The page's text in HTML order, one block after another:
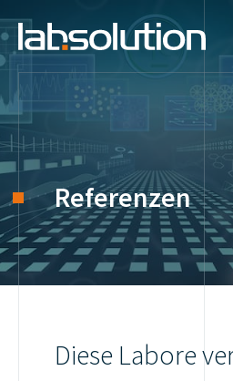
LX
Karriere
FR
EN
Referenzen
Diese Labore